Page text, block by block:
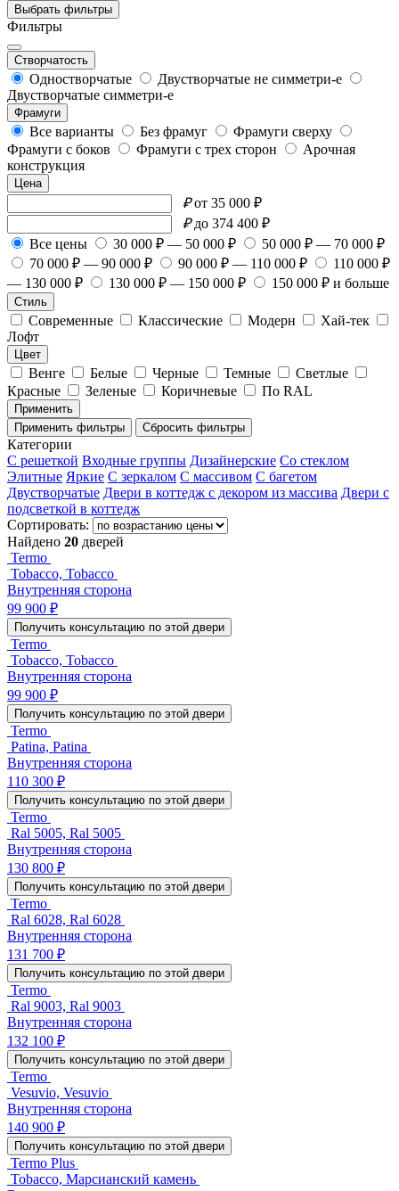
Выбрать фильтры
Фильтры
Створчатость
Одностворчатые
Двустворчатые не симметри-е
Двустворчатые симметри-е
Фрамуги
Все варианты Без фрамуг
Фрамуги сверху
Фрамуги с боков
Фрамуги с трех сторон
Арочная
конструкция
Цена
₽ от 35 000 ₽
₽ до 374 400 ₽
Все цены
30 000 ₽ — 50 000 ₽
50 000 ₽ — 70 000 ₽
70 000 ₽ — 90 000 ₽
90 000 ₽ — 110 000 ₽
110 000 ₽
— 130 000 ₽
130 000 ₽ — 150 000 ₽ 150 000 ₽ и больше
Стиль
Современные Классические Модерн
Хай-тек
Лофт
Цвет
Венге Белые Черные Темные
Светлые
Красные
Зеленые Коричневые По RAL
Применить
Применить фильтры
Сбросить фильтры
Категории
С решеткой Входные группы Дизайнерские Со стеклом
Элитные Яркие С зеркалом С массивом С багетом
Двустворчатые Двери в коттедж с декором из массива Двери с
подсветкой в коттедж
Сортировать:
Найдено 20 дверей
Termo
Tobacco, Tobacco
Внутренняя сторона
99 900 ₽
Получить консультацию по этой двери
Termo
Tobacco, Tobacco
Внутренняя сторона
99 900 ₽
Получить консультацию по этой двери
Termo
Patina, Patina
Внутренняя сторона
110 300 ₽
Получить консультацию по этой двери
Termo
Ral 5005, Ral 5005
Внутренняя сторона
130 800 ₽
Получить консультацию по этой двери
Termo
Ral 6028, Ral 6028
Внутренняя сторона
131 700 ₽
Получить консультацию по этой двери
Termo
Ral 9003, Ral 9003
Внутренняя сторона
132 100 ₽
Получить консультацию по этой двери
Termo
Vesuvio, Vesuvio
Внутренняя сторона
140 900 ₽
Получить консультацию по этой двери
Termo Plus
Tobacco, Марсианский камень